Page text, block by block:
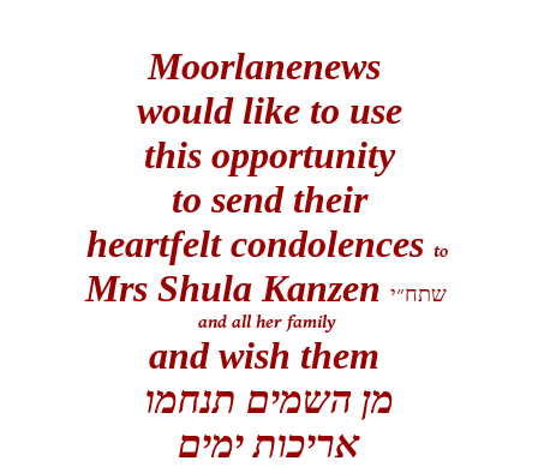
Moorlanenews
would like to use
this opportunity
to send their
heartfelt condolences to
Mrs Shula Kanzen שתח״י
and all her family
and wish them
מן השמים תנחמו
אריכות ימים